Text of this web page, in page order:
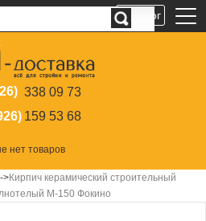
338 09 73
159 53 68
нет товаров
->Кирпич керамический строительный
М-150 Фокино
Каталог